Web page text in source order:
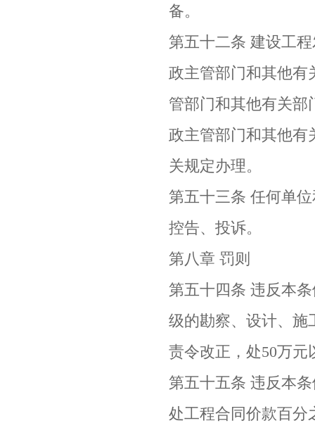
备。
第五十二条 建设工
政主管部门和其他有
管部门和其他有关部
政主管部门和其他有
关规定办理。
第五十三条 任何单
控告、投诉。
第八章 罚则
第五十四条 违反本
级的勘察、设计、施
责令改正，处50万元
第五十五条 违反本
处工程合同价款百分